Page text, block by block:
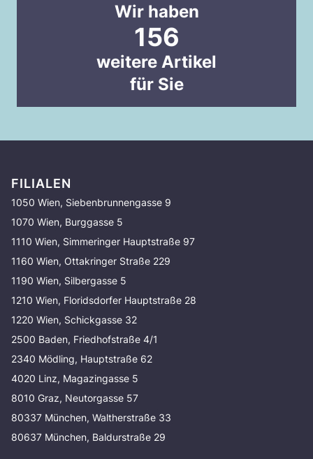
Wir haben
156
weitere Artikel
für Sie
FILIALEN
1050 Wien, Siebenbrunnengasse 9
1070 Wien, Burggasse 5
1110 Wien, Simmeringer Hauptstraße 97
1160 Wien, Ottakringer Straße 229
1190 Wien, Silbergasse 5
1210 Wien, Floridsdorfer Hauptstraße 28
1220 Wien, Schickgasse 32
2500 Baden, Friedhofstraße 4/1
2340 Mödling, Hauptstraße 62
4020 Linz, Magazingasse 5
8010 Graz, Neutorgasse 57
80337 München, Waltherstraße 33
80637 München, Baldurstraße 29